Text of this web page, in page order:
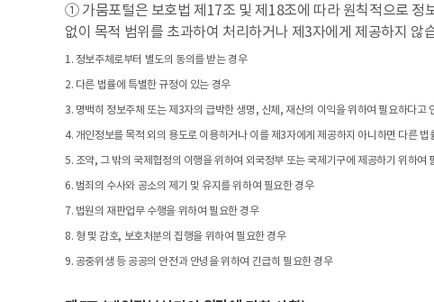
① 가뭄포털은 보호법 제17조 및 제18조에 따라 원칙적으로 정
없이 목적 범위를 초과하여 처리하거나 제3자에게 제공하지 않
1. 정보주체로부터 별도의 동의를 받는 경우
2. 다른 법률에 특별한 규정이 있는 경우
3. 명백히 정보주체 또는 제3자의 급박한 생명, 신체, 재산의 이익을 위하여 필요하다고
4. 개인정보를 목적 외의 용도로 이용하거나 이를 제3자에게 제공하지 아니하면 다른
5. 조약, 그 밖의 국제협정의 이행을 위하여 외국정부 또는 국제기구에 제공하기 위하여
6. 범죄의 수사와 공소의 제기 및 유지를 위하여 필요한 경우
7. 법원의 재판업무 수행을 위하여 필요한 경우
8. 형 및 감호, 보호처분의 집행을 위하여 필요한 경우
9. 공중위생 등 공공의 안전과 안녕을 위하여 긴급히 필요한 경우